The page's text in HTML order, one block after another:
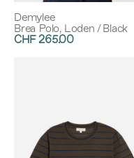
Demylee
Brea Polo, Loden / Black
CHF 265.00